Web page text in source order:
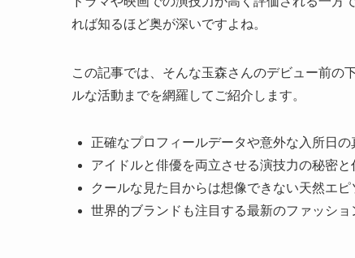
れば知るほど奥が深いですよね。
この記事では、そんな玉森さんのデビュー前の
ルな活動までを網羅してご紹介します。
正確なプロフィールデータや意外な入所日の
アイドルと俳優を両立させる演技力の秘密と
クールな見た目からは想像できない天然エピ
世界的ブランドも注目する最新のファッショ